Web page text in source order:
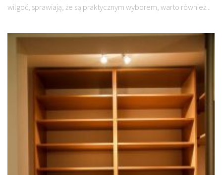
wilgoć, sprawiają, że są praktycznym wyborem, warto również...